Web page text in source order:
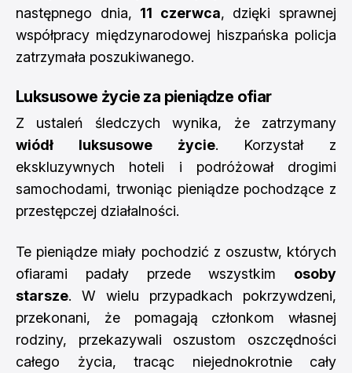
następnego dnia, 11 czerwca, dzięki sprawnej
współpracy międzynarodowej hiszpańska policja
zatrzymała poszukiwanego.
Luksusowe życie za pieniądze ofiar
Z ustaleń śledczych wynika, że zatrzymany
wiódł luksusowe życie. Korzystał z
ekskluzywnych hoteli i podróżował drogimi
samochodami, trwoniąc pieniądze pochodzące z
przestępczej działalności.
Te pieniądze miały pochodzić z oszustw, których
ofiarami padały przede wszystkim osoby
starsze. W wielu przypadkach pokrzywdzeni,
przekonani, że pomagają członkom własnej
rodziny, przekazywali oszustom oszczędności
całego życia, tracąc niejednokrotnie cały